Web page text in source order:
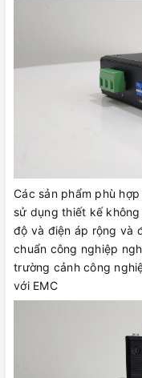
Các sản phẩm phù
sử dụng thiết kế
độ và điện áp rộng và
chuẩn công nghiệp
trường cảnh công
với EMC